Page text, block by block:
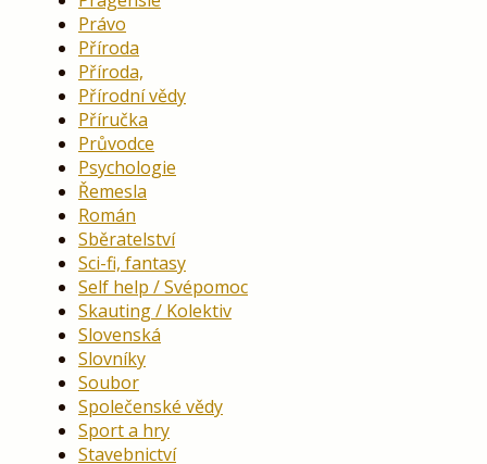
Právo
Příroda
Příroda,
Přírodní vědy
Příručka
Průvodce
Psychologie
Řemesla
Román
Sběratelství
Sci-fi, fantasy
Self help / Svépomoc
Skauting / Kolektiv
Slovenská
Slovníky
Soubor
Společenské vědy
Sport a hry
Stavebnictví